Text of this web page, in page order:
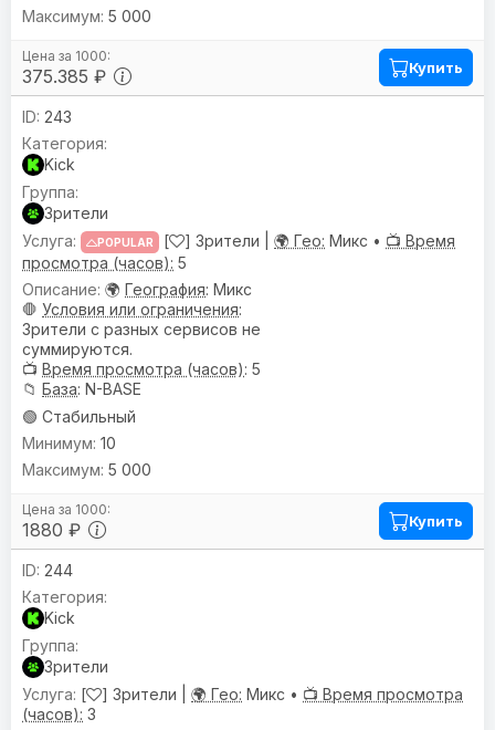
375.385 ₽
5 000
Купить
243
Kick
Зрители
POPULAR [ ] Зрители | 🌍 Гео: Микс • 📺 Время
просмотра (часов): 5
🌍 География: Микс
🛑 Условия или ограничения:
Зрители с разных сервисов не
суммируются.
📺 Время просмотра (часов): 5
📁 База: N-BASE
🟢 Стабильный
1880 ₽
10
5 000
Купить
244
Kick
Зрители
[
] Зрители | 🌍 Гео: Микс • 📺 Время просмотра
(часов): 3